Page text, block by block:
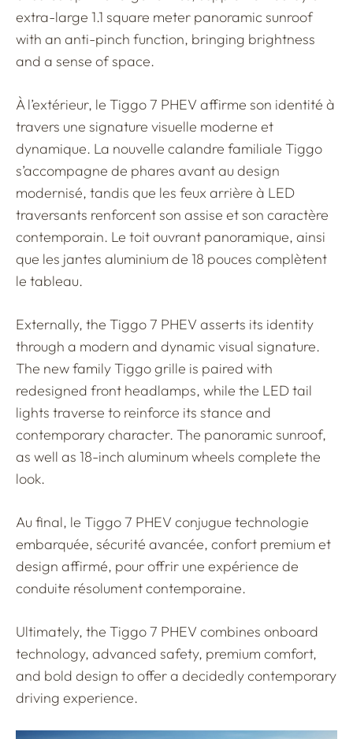
extra-large 1.1 square meter panoramic sunroof
with an anti-pinch function, bringing brightness
and a sense of space.
À l’extérieur, le Tiggo 7 PHEV affirme son identité à
travers une signature visuelle moderne et
dynamique. La nouvelle calandre familiale Tiggo
s’accompagne de phares avant au design
modernisé, tandis que les feux arrière à LED
traversants renforcent son assise et son caractère
contemporain. Le toit ouvrant panoramique, ainsi
que les jantes aluminium de 18 pouces complètent
le tableau.
Externally, the Tiggo 7 PHEV asserts its identity
through a modern and dynamic visual signature.
The new family Tiggo grille is paired with
redesigned front headlamps, while the LED tail
lights traverse to reinforce its stance and
contemporary character. The panoramic sunroof,
as well as 18-inch aluminum wheels complete the
look.
Au final, le Tiggo 7 PHEV conjugue technologie
embarquée, sécurité avancée, confort premium et
design affirmé, pour offrir une expérience de
conduite résolument contemporaine.
Ultimately, the Tiggo 7 PHEV combines onboard
technology, advanced safety, premium comfort,
and bold design to offer a decidedly contemporary
driving experience.